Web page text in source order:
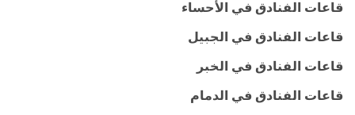
قاعات الفنادق في الأحساء
قاعات الفنادق في الجبيل
قاعات الفنادق في الخبر
قاعات الفنادق في الدمام